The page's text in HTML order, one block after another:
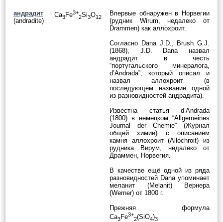
андрадит
(andradite)
Ca3Fe3+
2Si3O12
Впервые обнаружен в Норвегии
(рудник Wirum, недалеко от
Drammen) как аллохроит.
Согласно Dana J.D., Brush G.J.
(1868), J.D. Dana назвал
андрадит в честь
“португальского минералога,
d’Andrada”, который описал и
назвал аллохроит (в
последующем название одной
из разновидностей андрадита).
Известна статья d’Andrada
(1800) в немецком “Allgemeines
Journal der Chemie” (Журнал
общей химии) с описанием
камня аллохроит (Allochroit) из
рудника Вирум, недалеко от
Драммен, Норвегия.
В качестве ещё одной из ряда
разновидностей Dana упоминает
меланит (Melanit) Вернера
(Werner) от 1800 г.
Прежняя формула
Ca3Fe3+
2(SiO4)3